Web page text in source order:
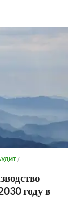
/
году в